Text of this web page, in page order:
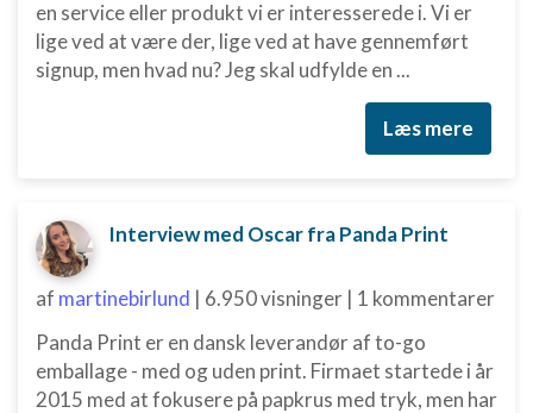
en service eller produkt vi er interesserede i. Vi er
lige ved at være der, lige ved at have gennemført
signup, men hvad nu? Jeg skal udfylde en ...
Læs mere
Interview med Oscar fra Panda Print
af martinebirlund | 6.950 visninger | 1 kommentarer
Panda Print er en dansk leverandør af to-go
emballage - med og uden print. Firmaet startede i år
2015 med at fokusere på papkrus med tryk, men har